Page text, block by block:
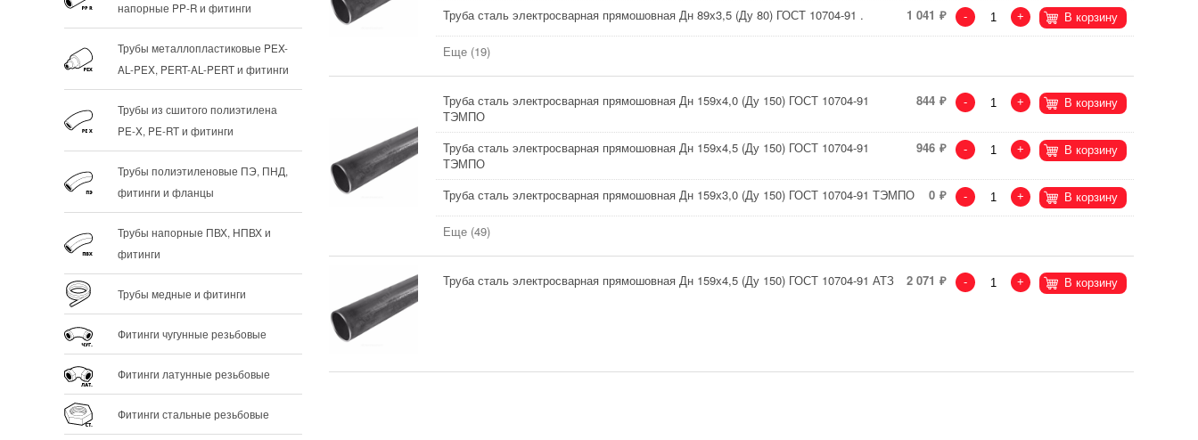
напорные PP-R и фитинги
Трубы металлопластиковые PEX-
AL-PEX, PERT-AL-PERT и фитинги
Трубы из сшитого полиэтилена
PE-X, PE-RT и фитинги
Трубы полиэтиленовые ПЭ, ПНД,
фитинги и фланцы
Трубы напорные ПВХ, НПВХ и
фитинги
Трубы медные и фитинги
Фитинги чугунные резьбовые
Фитинги латунные резьбовые
Фитинги стальные резьбовые
Труба сталь электросварная прямошовная Дн 89х3,5 (Ду 80) ГОСТ 10704-91 . 1 041 - + В корзину
Еще (19)
Труба сталь электросварная прямошовная Дн 159х4,0 (Ду 150) ГОСТ 10704-91
ТЭМПО
844 - + В корзину
Труба сталь электросварная прямошовная Дн 159х4,5 (Ду 150) ГОСТ 10704-91
ТЭМПО
946 - + В корзину
Труба сталь электросварная прямошовная Дн 159х3,0 (Ду 150) ГОСТ 10704-91 ТЭМПО 0 - + В корзину
Еще (49)
Труба сталь электросварная прямошовная Дн 159х4,5 (Ду 150) ГОСТ 10704-91 АТЗ 2 071 - + В корзину